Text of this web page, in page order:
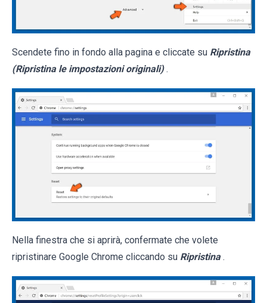
Scendete fino in fondo alla pagina e cliccate su Ripristina
(Ripristina le impostazioni originali) .
Nella finestra che si aprirà, confermate che volete
ripristinare Google Chrome cliccando su Ripristina .